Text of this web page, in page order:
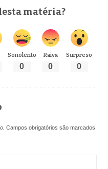
matéria?
Sonolento
0
Raiva
0
Surpreso
0
Campos obrigatórios são marcados